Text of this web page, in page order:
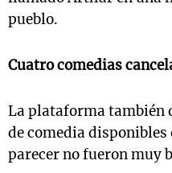
pueblo.
Cuatro comedias
La plataforma también
de comedia
parecer no fueron muy